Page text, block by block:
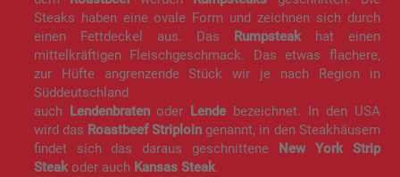
Steaks haben eine ovale Form und zeichnen sich durch
einen Fettdeckel aus. Das Rumpsteakhat einen
mittelkräftigen Fleischgeschmack. Das etwas flachere,
zur Hüfte angrenzende Stück wir je nach Region in
Süddeutschland
auch Lendenbratenoder Lende bezeichnet. In den USA
wird das Roastbeef Striploin genannt, in den Steakhäusern
findet sich das daraus geschnittene New York Strip
Steakoder auch Kansas Steak.